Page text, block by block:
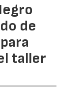
de
taller